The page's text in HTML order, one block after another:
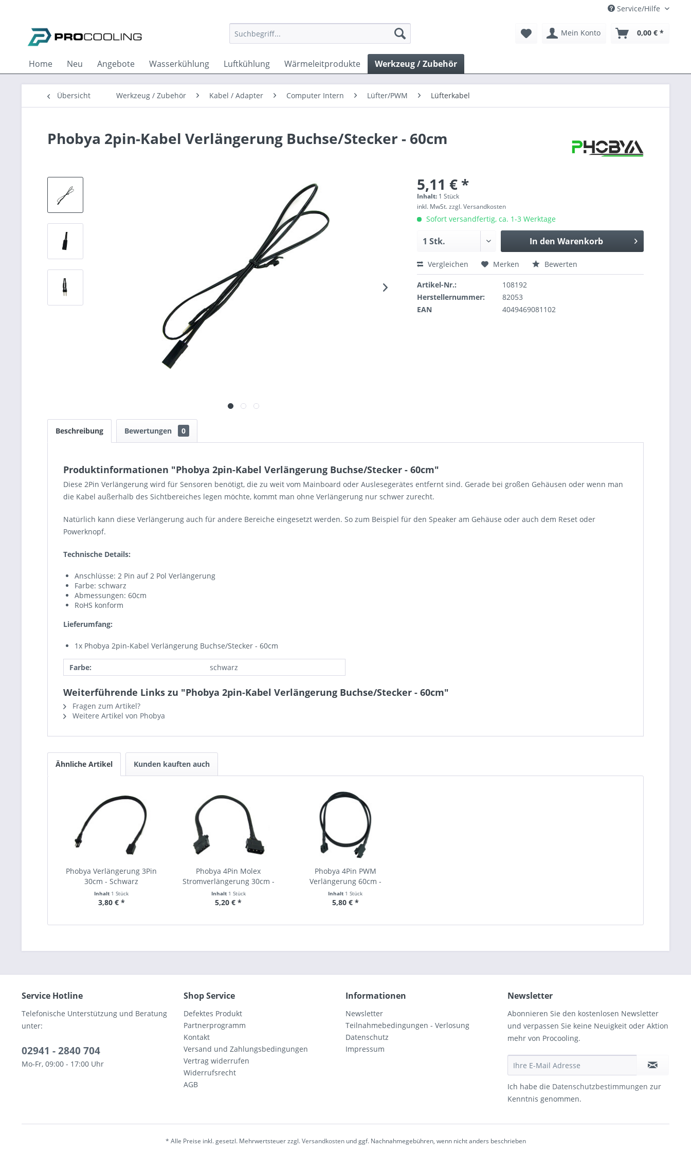
Service/Hilfe
Mein Konto 0,00 € *
Home Neu Angebote Wasserkühlung Luftkühlung Wärmeleitprodukte Werkzeug / Zubehör
Übersicht Werkzeug / Zubehör Kabel / Adapter Computer Intern Lüfter/PWM Lüfterkabel
Phobya 2pin-Kabel Verlängerung Buchse/Stecker - 60cm
5,11 € *
Inhalt: 1 Stück
inkl. MwSt.zzgl. Versandkosten
Sofort versandfertig, ca. 1-3 Werktage
In den Warenkorb
Vergleichen Merken Bewerten
Artikel-Nr.:
108192
Herstellernummer:
82053
EAN
4049469081102
Beschreibung Bewertungen 0
Produktinformationen "Phobya 2pin-Kabel Verlängerung Buchse/Stecker - 60cm"
Diese 2Pin Verlängerung wird für Sensoren benötigt, die zu weit vom Mainboard oder Auslesegerätes entfernt sind. Gerade bei großen Gehäusen oder wenn man
die Kabel außerhalb des Sichtbereiches legen möchte, kommt man ohne Verlängerung nur schwer zurecht.
Natürlich kann diese Verlängerung auch für andere Bereiche eingesetzt werden. So zum Beispiel für den Speaker am Gehäuse oder auch dem Reset oder
Powerknopf.
Technische Details:
Anschlüsse: 2 Pin auf 2 Pol Verlängerung
Farbe: schwarz
Abmessungen: 60cm
RoHS konform
Lieferumfang:
1x Phobya 2pin-Kabel Verlängerung Buchse/Stecker - 60cm
Farbe: schwarz
Weiterführende Links zu "Phobya 2pin-Kabel Verlängerung Buchse/Stecker - 60cm"
Fragen zum Artikel?
Weitere Artikel von Phobya
Ähnliche Artikel Kunden kauften auch
Phobya Verlängerung 3Pin
30cm - Schwarz
Inhalt 1 Stück
3,80 € *
Phobya 4Pin Molex
Stromverlängerung 30cm -
Schwarz
Inhalt 1 Stück
5,20 € *
Phobya 4Pin PWM
Verlängerung 60cm -
Schwarz
Inhalt 1 Stück
5,80 € *
Service Hotline
Telefonische Unterstützung und Beratung
unter:
02941 - 2840 704
Mo-Fr, 09:00 - 17:00 Uhr
Shop Service
Defektes Produkt
Partnerprogramm
Kontakt
Versand und Zahlungsbedingungen
Vertrag widerrufen
Widerrufsrecht
AGB
Informationen
Newsletter
Teilnahmebedingungen - Verlosung
Datenschutz
Impressum
Newsletter
Abonnieren Sie den kostenlosen Newsletter
und verpassen Sie keine Neuigkeit oder Aktion
mehr von Procooling.
Ich habe die Datenschutzbestimmungen zur
Kenntnis genommen.
* Alle Preise inkl. gesetzl. Mehrwertsteuer zzgl.Versandkostenund ggf. Nachnahmegebühren, wenn nicht anders beschrieben